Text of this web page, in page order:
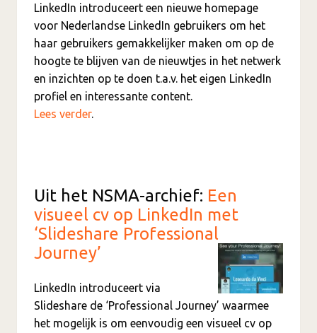
LinkedIn introduceert een nieuwe homepage
voor Nederlandse LinkedIn gebruikers om het
haar gebruikers gemakkelijker maken om op de
hoogte te blijven van de nieuwtjes in het netwerk
en inzichten op te doen t.a.v. het eigen LinkedIn
profiel en interessante content.
Lees verder.
Uit het NSMA-archief: Een
visueel cv op LinkedIn met
‘Slideshare Professional
Journey’
LinkedIn introduceert via
Slideshare de ‘Professional Journey’ waarmee
het mogelijk is om eenvoudig een visueel cv op